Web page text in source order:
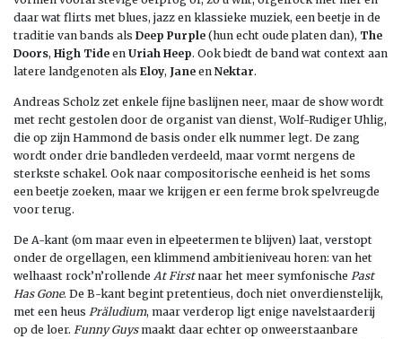
daar wat flirts met blues, jazz en klassieke muziek, een beetje in de
traditie van bands als Deep Purple (hun echt oude platen dan), The
Doors, High Tide en Uriah Heep. Ook biedt de band wat context aan
latere landgenoten als Eloy, Jane en Nektar.
Andreas Scholz zet enkele fijne baslijnen neer, maar de show wordt
met recht gestolen door de organist van dienst, Wolf-Rudiger Uhlig,
die op zijn Hammond de basis onder elk nummer legt. De zang
wordt onder drie bandleden verdeeld, maar vormt nergens de
sterkste schakel. Ook naar compositorische eenheid is het soms
een beetje zoeken, maar we krijgen er een ferme brok spelvreugde
voor terug.
De A-kant (om maar even in elpeetermen te blijven) laat, verstopt
onder de orgellagen, een klimmend ambitieniveau horen: van het
welhaast rock’n’rollende At Firstnaar het meer symfonische Past
Has Gone. De B-kant begint pretentieus, doch niet onverdienstelijk,
met een heus Präludium, maar verderop ligt enige navelstaarderij
op de loer. Funny Guysmaakt daar echter op onweerstaanbare